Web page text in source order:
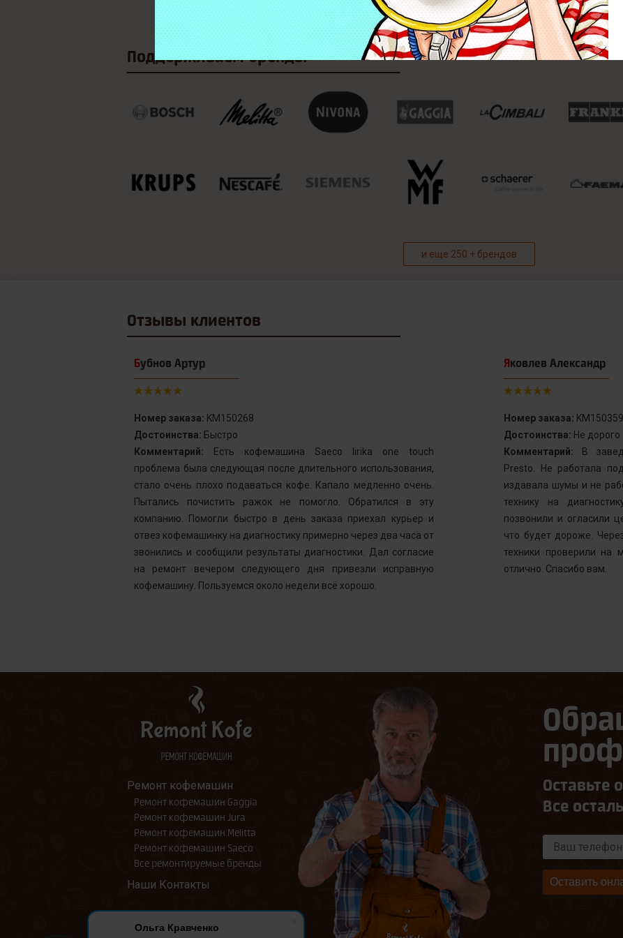
Ольга Кравченко
Поддерживаембренды
и еще 250 + брендов
Отзывы клиентов
Бубнов Артур
Номер заказа: KM150268
Достоинства: Быстро
Комментарий: Есть кофемашина Saeco lirika one touch
проблема была следующая после длительного использования,
стало очень плохо подаваться кофе. Капало медленно очень.
Пытались почистить ражок не помогло. Обратился в эту
компанию. Помогли быстро в день заказа приехал курьер и
отвез кофемашинку на диагностику примерно через два часа от
звонились и сообщили результаты диагностики. Дал согласие
на ремонт вечером следующего дня привезли исправную
кофемашину. Пользуемся около недели всё хорошо.
Яковлев Александр
Номер заказа: KM150359
Достоинства: Не дорого
Комментарий: В
Presto. Не работала
издавала шумы и не
технику на
позвонили и огласили
что будет дороже.
техники проверили на
отлично. Спасибо вам.
Оставьте
Все
Оставить
Ремонт кофемашин
Ремонт кофемашин Gaggia
Ремонт кофемашин Jura
Ремонт кофемашин Melitta
Ремонт кофемашин Saeco
Все ремонтируемые бренды
Наши Контакты